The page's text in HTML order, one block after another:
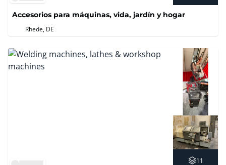
Accesorios para máquinas, vida, jardín y hogar
Rhede, DE
11